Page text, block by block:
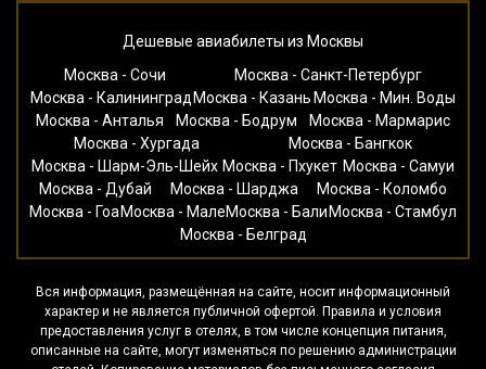
Дешевые авиабилеты из Москвы
Москва - Сочи
Москва - Санкт-Петербург
Москва - КалининградМосква - КазаньМосква - Мин. Воды
Москва - Анталья
Москва - Бодрум
Москва - Мармарис
Москва - Хургада
Москва - Бангкок
Москва - Шарм-Эль-Шейх Москва - Пхукет Москва - Самуи
Москва - Дубай
Москва - Шарджа
Москва - Коломбо
Москва - ГоаМосква - МалеМосква - БалиМосква - Стамбул
Москва - Белград
Вся информация, размещённая на сайте, носит информационный
характер и не является публичной офертой. Правила и условия
предоставления услуг в отелях, в том числе концепция питания,
описанные на сайте, могут изменяться по решению администрации